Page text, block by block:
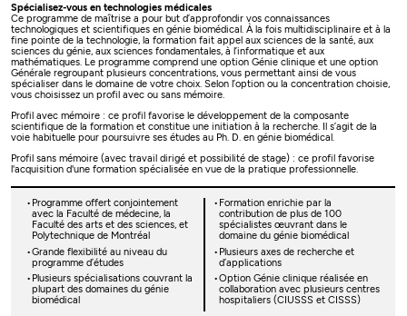
Spécialisez-vous en technologies médicales
Ce programme de maîtrise a pour but d’approfondir vos connaissances
technologiques et scientifiques en génie biomédical. À la fois multidisciplinaire et à la
fine pointe de la technologie, la formation fait appel aux sciences de la santé, aux
sciences du génie, aux sciences fondamentales, à l’informatique et aux
mathématiques. Le programme comprend une option Génie clinique et une option
Générale regroupant plusieurs concentrations, vous permettant ainsi de vous
spécialiser dans le domaine de votre choix. Selon l’option ou la concentration choisie,
vous choisissez un profil avec ou sans mémoire.
Profil avec mémoire : ce profil favorise le développement de la composante
scientifique de la formation et constitue une initiation à la recherche. Il s’agit de la
voie habituelle pour poursuivre ses études au Ph. D. en génie biomédical.
Profil sans mémoire (avec travail dirigé et possibilité de stage) : ce profil favorise
l'acquisition d'une formation spécialisée en vue de la pratique professionnelle.
Programme offert conjointement
avec la Faculté de médecine, la
Faculté des arts et des sciences, et
Polytechnique de Montréal
Formation enrichie par la
contribution de plus de 100
spécialistes œuvrant dans le
domaine du génie biomédical
Grande flexibilité au niveau du
programme d’études
Plusieurs axes de recherche et
d’applications
Plusieurs spécialisations couvrant la
plupart des domaines du génie
biomédical
Option Génie clinique réalisée en
collaboration avec plusieurs centres
hospitaliers (CIUSSS et CISSS)